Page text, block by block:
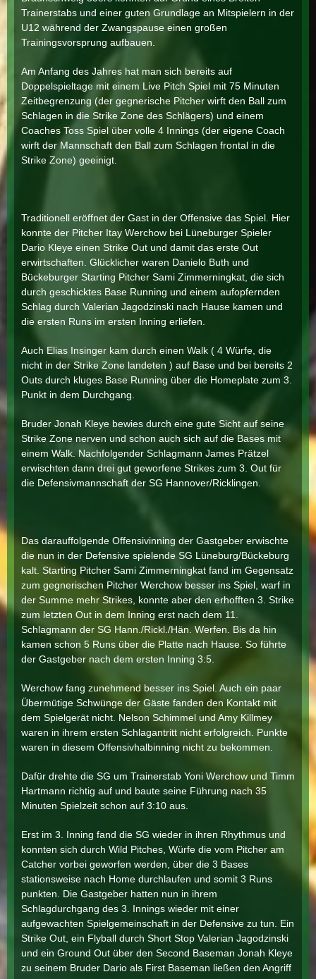
Trainerstabs und einer guten Grundlage an Mitspielern in der
U12 während der Zwangspause einen großen
Trainingsvorsprung aufbauen.
Am Anfang des Jahres hat man sich bereits auf
Doppelspieltage mit einem Live Pitch Spiel mit 75 Minuten
Zeitbegrenzung (der gegnerische Pitcher wirft den Ball zum
Schlagen in die Strike Zone des Schlägers) und einem
Coaches Toss Spiel über volle 4 Innings (der eigene Coach
wirft der Mannschaft den Ball zum Schlagen frontal in die
Strike Zone) geeinigt.
Traditionell eröffnet der Gast in der Offensive das Spiel. Hier
konnte der Pitcher Itay Werchow bei Lüneburger Spieler
Dario Kleye einen Strike Out und damit das erste Out
erwirtschaften. Glücklicher waren Danielo Buth und
Bückeburger Starting Pitcher Sami Zimmerningkat, die sich
durch geschicktes Base Running und einem aufopfernden
Schlag durch Valerian Jagodzinski nach Hause kamen und
die ersten Runs im ersten Inning erliefen.
Auch Elias Insinger kam durch einen Walk ( 4 Würfe, die
nicht in der Strike Zone landeten ) auf Base und bei bereits 2
Outs durch kluges Base Running über die Homeplate zum 3.
Punkt in dem Durchgang.
Bruder Jonah Kleye bewies durch eine gute Sicht auf seine
Strike Zone nerven und schon auch sich auf die Bases mit
einem Walk. Nachfolgender Schlagmann James Prätzel
erwischten dann drei gut geworfene Strikes zum 3. Out für
die Defensivmannschaft der SG Hannover/Ricklingen.
Das darauffolgende Offensivinning der Gastgeber erwischte
die nun in der Defensive spielende SG Lüneburg/Bückeburg
kalt. Starting Pitcher Sami Zimmerningkat fand im Gegensatz
zum gegnerischen Pitcher Werchow besser ins Spiel, warf in
der Summe mehr Strikes, konnte aber den erhofften 3. Strike
zum letzten Out in dem Inning erst nach dem 11.
Schlagmann der SG Hann./Rickl./Hän. Werfen. Bis da hin
kamen schon 5 Runs über die Platte nach Hause. So führte
der Gastgeber nach dem ersten Inning 3:5.
Werchow fang zunehmend besser ins Spiel. Auch ein paar
Übermütige Schwünge der Gäste fanden den Kontakt mit
dem Spielgerät nicht. Nelson Schimmel und Amy Killmey
waren in ihrem ersten Schlagantritt nicht erfolgreich. Punkte
waren in diesem Offensivhalbinning nicht zu bekommen.
Dafür drehte die SG um Trainerstab Yoni Werchow und Timm
Hartmann richtig auf und baute seine Führung nach 35
Minuten Spielzeit schon auf 3:10 aus.
Erst im 3. Inning fand die SG wieder in ihren Rhythmus und
konnten sich durch Wild Pitches, Würfe die vom Pitcher am
Catcher vorbei geworfen werden, über die 3 Bases
stationsweise nach Home durchlaufen und somit 3 Runs
punkten. Die Gastgeber hatten nun in ihrem
Schlagdurchgang des 3. Innings wieder mit einer
aufgewachten Spielgemeinschaft in der Defensive zu tun. Ein
Strike Out, ein Flyball durch Short Stop Valerian Jagodzinski
und ein Ground Out über den Second Baseman Jonah Kleye
zu seinem Bruder Dario als First Baseman ließen den Angriff